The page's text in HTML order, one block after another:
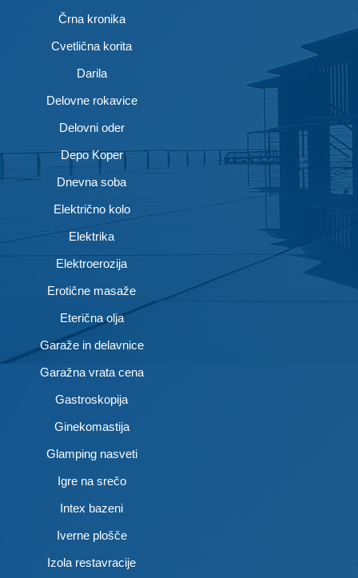
Črna kronika
Cvetlična korita
Darila
Delovne rokavice
Delovni oder
Depo Koper
Dnevna soba
Električno kolo
Elektrika
Elektroerozija
Erotične masaže
Eterična olja
Garaže in delavnice
Garažna vrata cena
Gastroskopija
Ginekomastija
Glamping nasveti
Igre na srečo
Intex bazeni
Iverne plošče
Izola restavracije